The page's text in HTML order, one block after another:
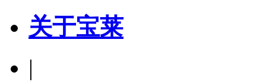
关于宝莱
|